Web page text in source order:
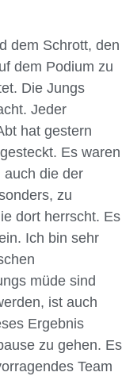
dem Schrott, den
dem Podium zu
Die Jungs
Jeder
hat gestern
Es waren
auch die der
zu
dort herrscht. Es
Ich bin sehr
müde sind
ist auch
Ergebnis
zu gehen. Es
Team